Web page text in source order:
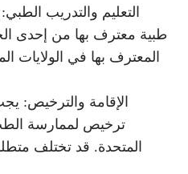
التعليم والتدريب
طبية معترف بها من إحدى
المعترف بها في
الإقامة والترخيص:
ترخيص لممارسة الطب
المتحدة. قد تختلف